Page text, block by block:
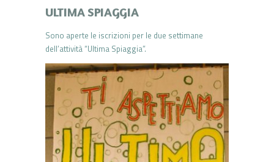
ULTIMA SPIAGGIA
Sono aperte le iscrizioni per le due settimane
dell’attività “Ultima Spiaggia”.